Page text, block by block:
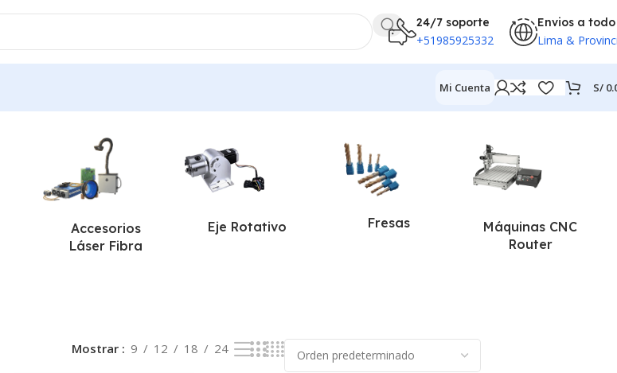
24/7 soporte
+51985925332
Envios a todo
Lima &
Mi Cuenta S/
Accesorios
Láser Fibra
Eje Rotativo Fresas
Máquinas CNC
Router
Mostrar 9 12 18 24